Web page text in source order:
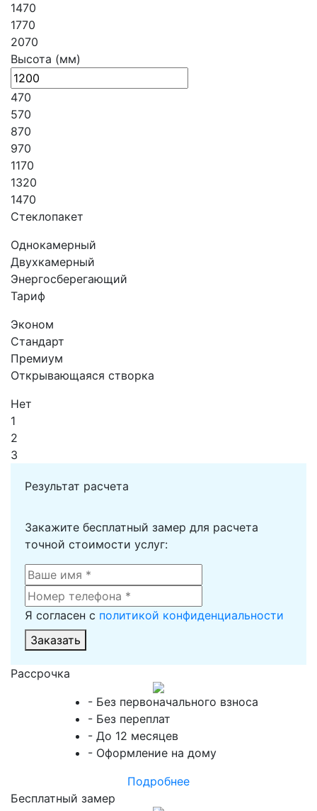
1470
1770
2070
Высота (мм)
470
570
870
970
1170
1320
1470
Стеклопакет
Однокамерный
Двухкамерный
Энергосберегающий
Тариф
Эконом
Стандарт
Премиум
Открывающаяся створка
Нет
1
2
3
Результат расчета
Закажите бесплатный замер для расчета
точной стоимости услуг:
Я согласен с политикой конфиденциальности
Заказать
Рассрочка
- Без первоначального взноса
- Без переплат
- До 12 месяцев
- Оформление на дому
Подробнее
Бесплатный замер